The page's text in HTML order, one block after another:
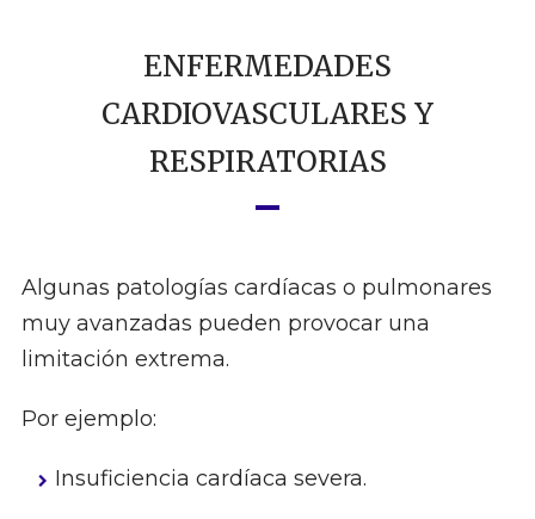
ENFERMEDADES
CARDIOVASCULARES Y
RESPIRATORIAS
Algunas patologías cardíacas o pulmonares
muy avanzadas pueden provocar una
limitación extrema.
Por ejemplo:
Insuficiencia cardíaca severa.